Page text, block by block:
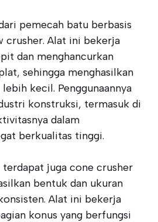
pemecah batu berbasis
crusher. Alat ini bekerja
dan menghancurkan
sehingga menghasilkan
kecil. Penggunaannya
konstruksi, termasuk di
dalam
berkualitas tinggi.
juga cone crusher
bentuk dan ukuran
Alat ini bekerja
konus yang berfungsi